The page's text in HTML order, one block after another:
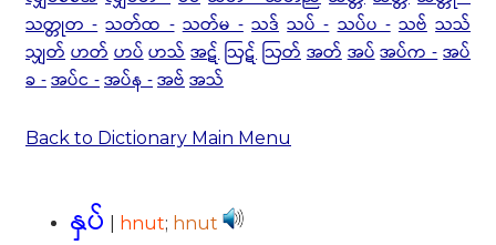
သတ္တုတ - သတ်ထ - သတ်မ - သဒ် သပ် - သပ်ပ - သဗ် သသ်
သျှတ်ဟတ်ဟပ်ဟသ်အဋ်ဩဋ်ဩတ်အတ်အပ်အပ်က -အပ်
ခ -အပ်င -အပ်န -အဗ်အသ်
Back to Dictionary Main Menu
နှပ် hnut; hnut